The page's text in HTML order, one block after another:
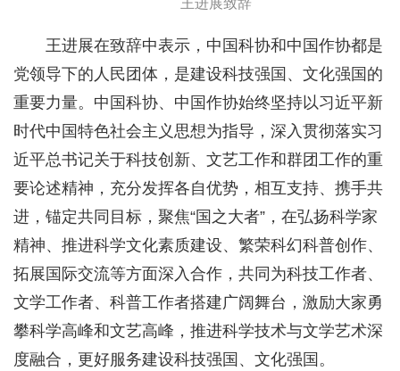
王进展致辞
王进展在致辞中表示，中国科协和中国作协都是
党领导下的人民团体，是建设科技强国、文化强国的
重要力量。中国科协、中国作协始终坚持以习近平新
时代中国特色社会主义思想为指导，深入贯彻落实习
近平总书记关于科技创新、文艺工作和群团工作的重
要论述精神，充分发挥各自优势，相互支持、携手共
进，锚定共同目标，聚焦“国之大者”，在弘扬科学家
精神、推进科学文化素质建设、繁荣科幻科普创作、
拓展国际交流等方面深入合作，共同为科技工作者、
文学工作者、科普工作者搭建广阔舞台，激励大家勇
攀科学高峰和文艺高峰，推进科学技术与文学艺术深
度融合，更好服务建设科技强国、文化强国。